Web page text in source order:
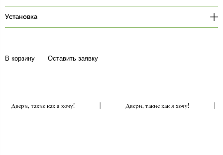
Установка
В корзину Оставить заявку
Двери, такие как я хочу! Двери, такие как я хочу!